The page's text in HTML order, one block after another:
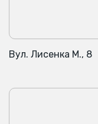
Вул. Лисенка М., 8